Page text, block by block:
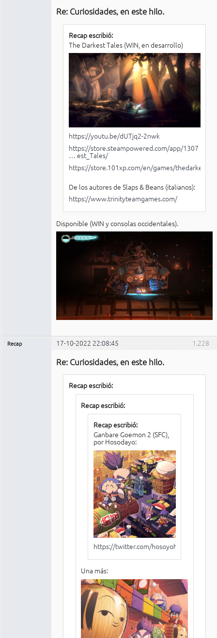
Re: Curiosidades, en este hilo.
Recap escribió:
The Darkest Tales (WIN, en desarrollo)
https://youtu.be/dUTjq2-2nwk
https://store.steampowered.com/app/1307
… est_Tales/
https://store.101xp.com/en/games/
De los autores de Slaps & Beans (italianos):
https://www.trinityteamgames.com/
Disponible (WIN y consolas occidentales).
1.228
Recap 17-10-2022 22:08:45
Re: Curiosidades, en este hilo.
Recap escribió:
Recap escribió:
Recap escribió:
Ganbare Goemon 2 (SFC),
por Hosodayo:
https://twitter.com/hosoyoh/status/
Una más: